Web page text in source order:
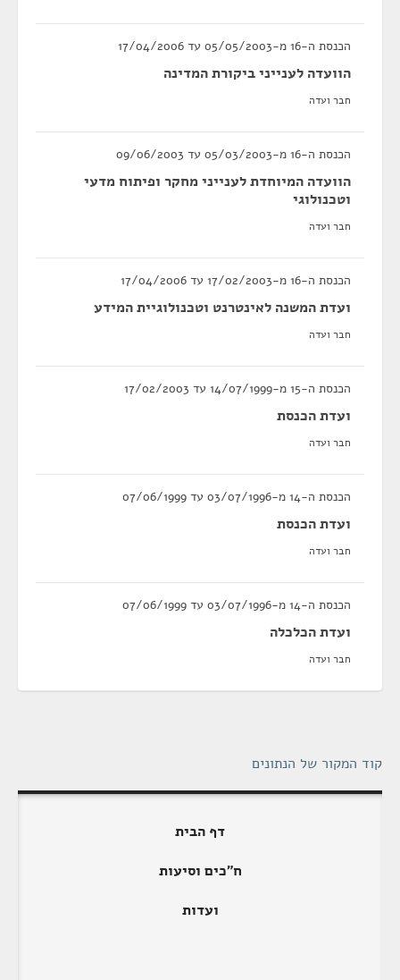
הכנסת ה-16 מ-05/05/2003 עד 17/04/2006
הוועדה לענייני ביקורת המדינה
חבר ועדה
הכנסת ה-16 מ-05/03/2003 עד 09/06/2003
הוועדה המיוחדת לענייני מחקר ופיתוח מדעי
וטכנולוגי
חבר ועדה
הכנסת ה-16 מ-17/02/2003 עד 17/04/2006
ועדת המשנה לאינטרנט וטכנולוגיית המידע
חבר ועדה
הכנסת ה-15 מ-14/07/1999 עד 17/02/2003
ועדת הכנסת
חבר ועדה
הכנסת ה-14 מ-03/07/1996 עד 07/06/1999
ועדת הכנסת
חבר ועדה
הכנסת ה-14 מ-03/07/1996 עד 07/06/1999
ועדת הכלכלה
חבר ועדה
קוד המקור של הנתונים
דף הבית
ח"כים וסיעות
ועדות